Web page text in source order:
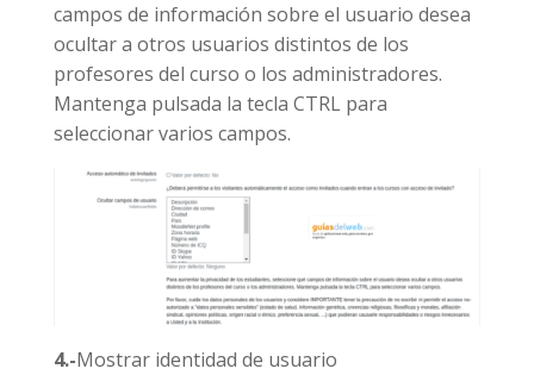
campos de información sobre el usuario desea
ocultar a otros usuarios distintos de los
profesores del curso o los administradores.
Mantenga pulsada la tecla CTRL para
seleccionar varios campos.
4.-Mostrar identidad de usuario